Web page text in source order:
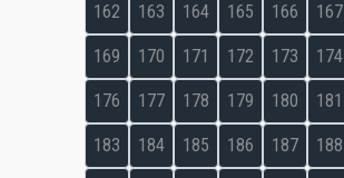
162 163 164 165 166 167
169 170 171 172 173 174
176 177 178 179 180 181
183 184 185 186 187 188